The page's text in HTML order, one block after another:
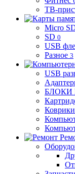
ТВ-
Micro
SD 0
USB
Разное 3
USB
БЛОКИ